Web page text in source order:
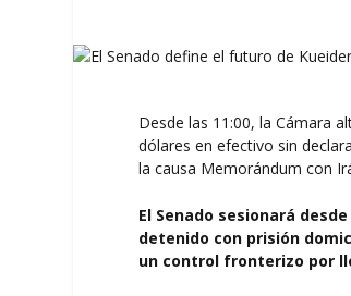
Desde las 11:00, la Cámara
dólares en efectivo sin
la causa Memorándum con
El Senado sesionará
detenido con prisión
un control fronterizo por